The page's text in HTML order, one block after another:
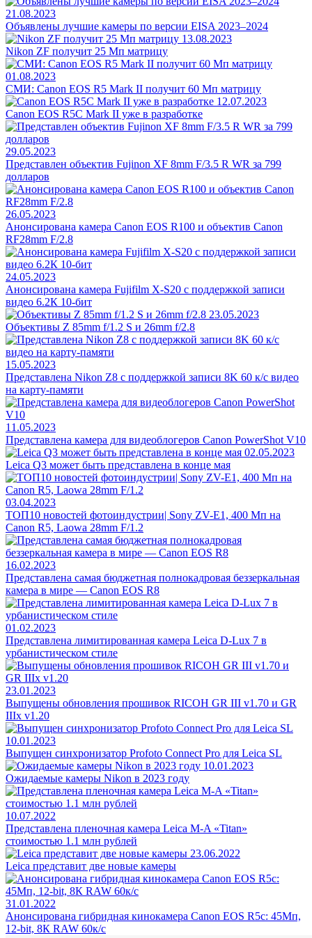
21.08.2023
Объявлены лучшие камеры по версии EISA 2023–2024
13.08.2023
Nikon ZF получит 25 Мп матрицу
01.08.2023
СМИ: Canon EOS R5 Mark II получит 60 Мп матрицу
12.07.2023
Canon EOS R5C Mark II уже в разработке
29.05.2023
Представлен объектив Fujinon XF 8mm F/3.5 R WR за 799
долларов
26.05.2023
Анонсирована камера Canon EOS R100 и объектив Canon
RF28mm F/2.8
24.05.2023
Анонсирована камера Fujifilm X-S20 c поддержкой записи
видео 6.2К 10-бит
23.05.2023
Объективы Z 85mm f/1.2 S и 26mm f/2.8
15.05.2023
Представлена Nikon Z8 с поддержкой записи 8K 60 к/с видео
на карту-памяти
11.05.2023
Представлена камера для видеоблогеров Canon PowerShot V10
02.05.2023
Leica Q3 может быть представлена в конце мая
03.04.2023
ТОП10 новостей фотоиндустрии| Sony ZV-E1, 400 Мп на
Canon R5, Laowa 28mm F/1.2
16.02.2023
Представлена самая бюджетная полнокадровая беззеркальная
камера в мире — Canon EOS R8
01.02.2023
Представлена лимитированная камера Leica D-Lux 7 в
урбанистическом стиле
23.01.2023
Выпущены обновления прошивок RICOH GR III v1.70 и GR
IIIx v1.20
10.01.2023
Выпущен синхронизатор Profoto Connect Pro для Leica SL
10.01.2023
Ожидаемые камеры Nikon в 2023 году
10.07.2022
Представлена пленочная камера Leica M-A «Titan»
стоимостью 1.1 млн рублей
23.06.2022
Leica представит две новые камеры
31.01.2022
Анонсирована гибридная кинокамера Canon EOS R5c: 45Мп,
12-bit, 8К RAW 60к/с